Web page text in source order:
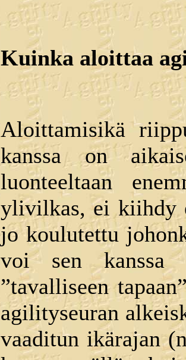
Kuinka aloittaa
Aloittamisikä
kanssa on
luonteeltaan
ylivilkas, ei kiihdy
jo koulutettu
voi sen kanssa
”tavalliseen
agilityseuran
vaaditun ikärajan